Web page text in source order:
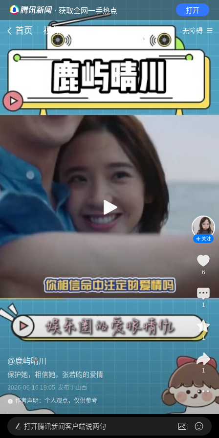
· 获取全网一手热点 打开
首页 视频 无障碍
@鹿屿晴川
保护她，相信她，张若昀的爱情
2026-06-16 19:05 发布于山西
作者声明：个人观点，仅供参考
关注
6
1
1
1
打开腾讯新闻客户端说两句